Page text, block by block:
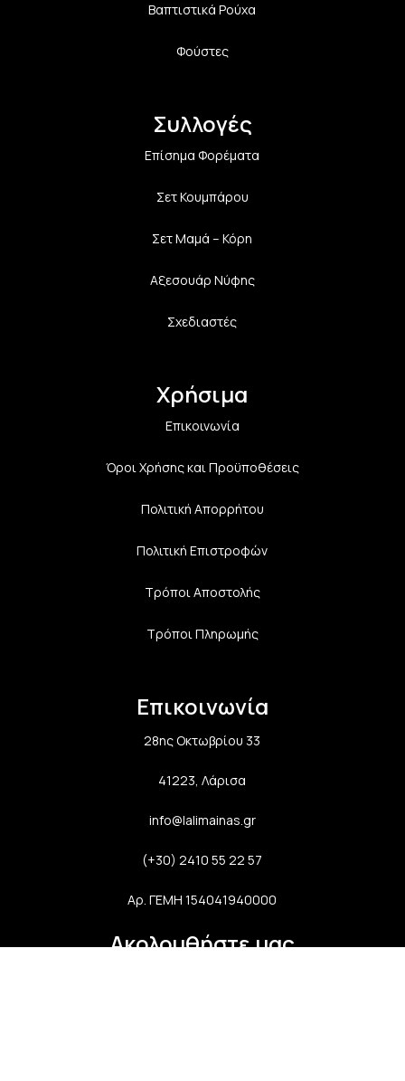
Βαπτιστικά Ρούχα
Φούστες
Συλλογές
Επίσημα Φορέματα
Σετ Κουμπάρου
Σετ Μαμά – Κόρη
Αξεσουάρ Νύφης
Σχεδιαστές
Χρήσιμα
Επικοινωνία
Όροι Χρήσης και Προϋποθέσεις
Πολιτική Aπορρήτου
Πολιτική Επιστροφών
Τρόποι Αποστολής
Τρόποι Πληρωμής
Επικοινωνία
28ης Οκτωβρίου 33
41223, Λάρισα
info@lalimainas.gr
(+30) 2410 55 22 57
Αρ. ΓΕΜΗ 154041940000
Ακολουθήστε μας